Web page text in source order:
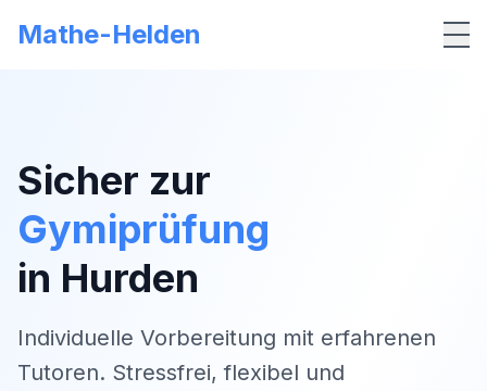
Mathe-Helden
Sicher zur
Gymiprüfung
in Hurden
Individuelle Vorbereitung mit erfahrenen
Tutoren. Stressfrei, flexibel und